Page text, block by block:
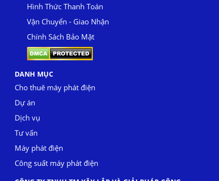
Hình Thức Thanh Toán
Vận Chuyển - Giao Nhận
Chính Sách Bảo Mật
DANH MỤC
Cho thuê máy phát điện
Dự án
Dịch vụ
Tư vấn
Máy phát điện
Công suất máy phát điện